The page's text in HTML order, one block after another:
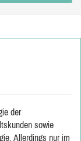
der
sowie
Allerdings nur im